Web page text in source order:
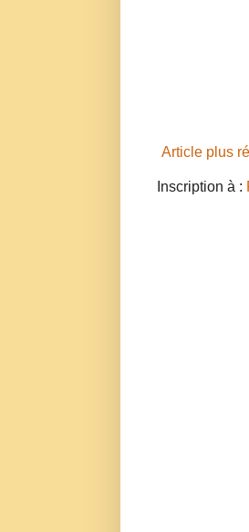
Article plus
Inscription à :